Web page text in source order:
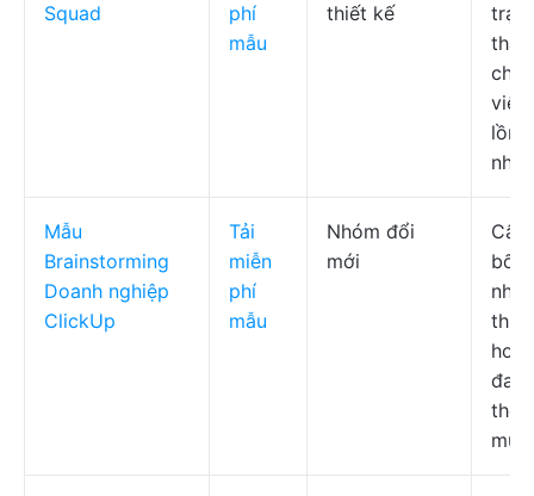
Squad
phí
mẫu
thiết kế
thái
việc
lồng
nhau
Mẫu
Brainstorming
Doanh nghiệp
ClickUp
Tải
miễn
phí
mẫu
Nhóm đổi
mới
Cấu
bốn
hoa